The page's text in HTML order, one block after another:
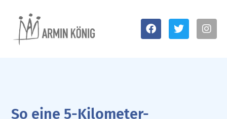
So eine 5-Kilometer-